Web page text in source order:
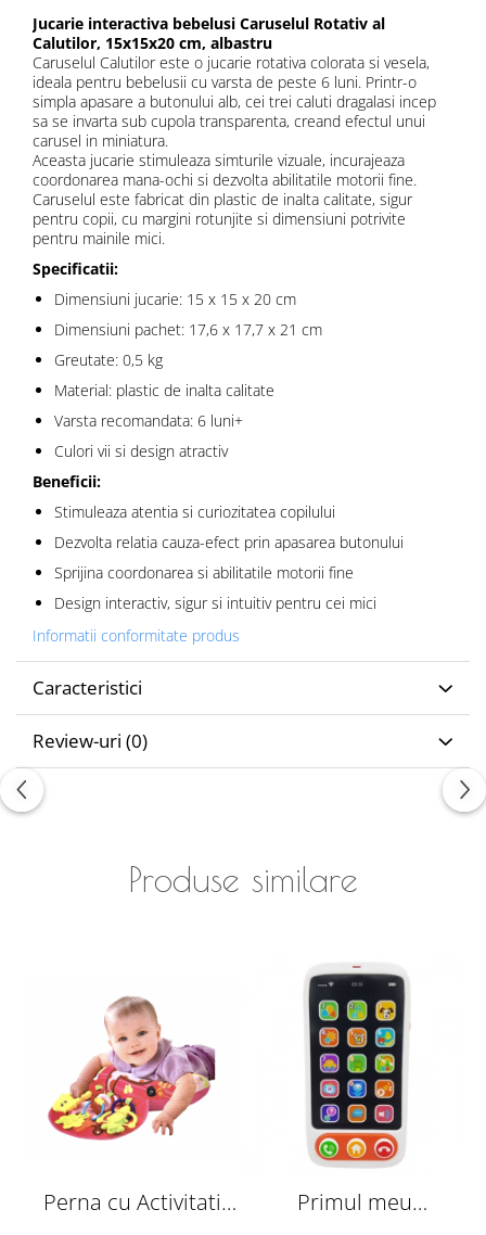
Jucarie interactiva bebelusi Caruselul Rotativ al
Calutilor, 15x15x20 cm, albastru
Caruselul Calutilor este o jucarie rotativa colorata si vesela,
ideala pentru bebelusii cu varsta de peste 6 luni. Printr-o
simpla apasare a butonului alb, cei trei caluti dragalasi incep
sa se invarta sub cupola transparenta, creand efectul unui
carusel in miniatura.
Aceasta jucarie stimuleaza simturile vizuale, incurajeaza
coordonarea mana-ochi si dezvolta abilitatile motorii fine.
Caruselul este fabricat din plastic de inalta calitate, sigur
pentru copii, cu margini rotunjite si dimensiuni potrivite
pentru mainile mici.
Specificatii:
Dimensiuni jucarie: 15 x 15 x 20 cm
Dimensiuni pachet: 17,6 x 17,7 x 21 cm
Greutate: 0,5 kg
Material: plastic de inalta calitate
Varsta recomandata: 6 luni+
Culori vii si design atractiv
Beneficii:
Stimuleaza atentia si curiozitatea copilului
Dezvolta relatia cauza-efect prin apasarea butonului
Sprijina coordonarea si abilitatile motorii fine
Design interactiv, sigur si intuitiv pentru cei mici
Informatii conformitate produs
Caracteristici
Review-uri (0)
Produse similare
Perna cu Activitati
Primul meu